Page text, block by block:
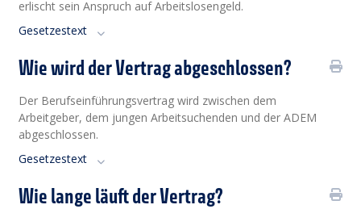
erlischt sein Anspruch auf Arbeitslosengeld.
Gesetzestext
Wie wird der Vertrag abgeschlossen?
Der Berufseinführungsvertrag wird zwischen dem
Arbeitgeber, dem jungen Arbeitsuchenden und der ADEM
abgeschlossen.
Gesetzestext
Wie lange läuft der Vertrag?